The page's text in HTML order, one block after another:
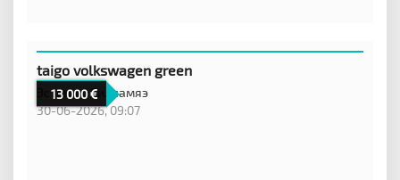
13 000
taigo volkswagen green
Эстония,Силламяэ
30-06-2026, 09:07